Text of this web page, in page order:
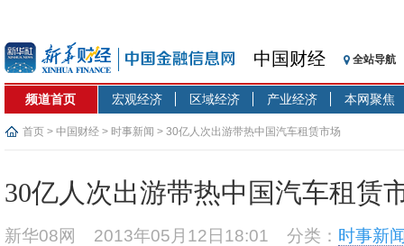
中国财经 全站导航
频道首页 宏观经济 区域经济 产业经济 本网聚焦
首页 > 中国财经 > 时事新闻 > 30亿人次出游带热中国汽车租赁市场
30亿人次出游带热中国汽车租赁
新华08网 2013年05月12日18:01 分类： 时事新